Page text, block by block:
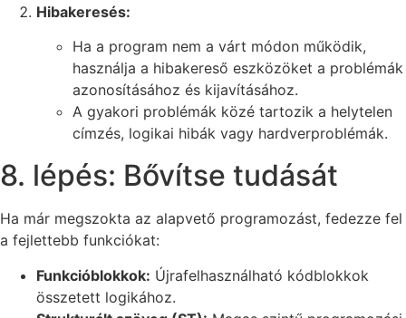
Hibakeresés:
Ha a program nem a várt módon működik,
használja a hibakereső eszközöket a problémák
azonosításához és kijavításához.
A gyakori problémák közé tartozik a helytelen
címzés, logikai hibák vagy hardverproblémák.
8. lépés: Bővítse tudását
Ha már megszokta az alapvető programozást, fedezze fel
a fejlettebb funkciókat:
Funkcióblokkok: Újrafelhasználható kódblokkok
összetett logikához.